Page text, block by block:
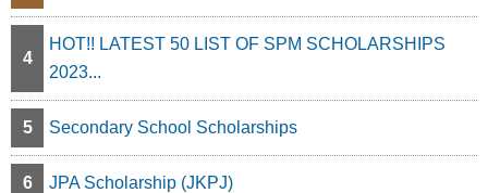
4
HOT!! LATEST 50 LIST OF SPM SCHOLARSHIPS
2023...
5 Secondary School Scholarships
6 JPA Scholarship (JKPJ)